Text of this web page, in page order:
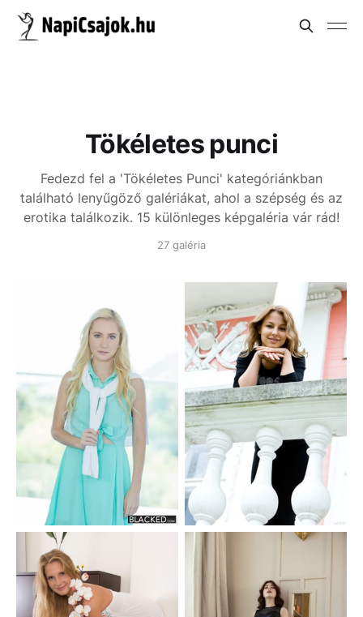
Tökéletes punci
Fedezd fel a 'Tökéletes Punci' kategóriánkban
található lenyűgöző galériákat, ahol a szépség és az
erotika találkozik. 15 különleges képgaléria vár rád!
27 galéria